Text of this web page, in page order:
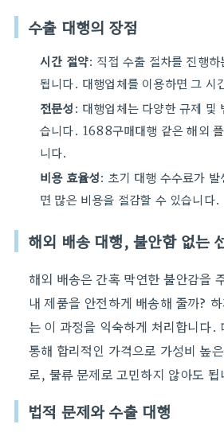
수출 대행의 장점
시간 절약: 직접 수출 절차를 진행
됩니다. 대행업체를 이용하면 그 시
전문성: 대행업체는 다양한 규제 및
습니다. 1688구매대행 같은 해외
니다.
비용 효율성: 초기 대행 수수료가
면 많은 비용을 절감할 수 있습니다.
해외 배송 대행, 불안함 없는
해외 배송은 간혹 막연한 불안감을
내 제품을 안전하게 배송해 줄까?
는 이 과정을 익숙하게 처리합니다.
통해 합리적인 가격으로 가성비 높
로, 물류 문제로 고민하지 않아도 됩
법적 문제와 수출 대행